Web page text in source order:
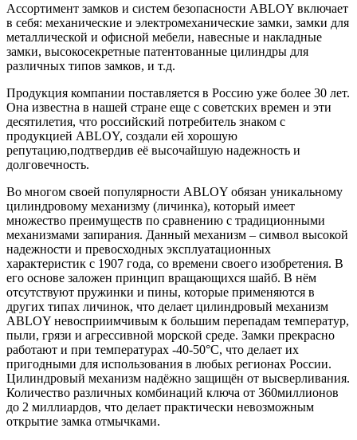
Ассортимент замков и систем безопасности ABLOY включает
в себя: механические и электромеханические замки, замки для
металлической и офисной мебели, навесные и накладные
замки, высокосекретные патентованные цилиндры для
различных типов замков, и т.д.
Продукция компании поставляется в Россию уже более 30 лет.
Она известна в нашей стране еще с советских времен и эти
десятилетия, что российский потребитель знаком с
продукцией ABLOY, создали ей хорошую
репутацию,подтвердив её высочайшую надежность и
долговечность.
Во многом своей популярности ABLOY обязан уникальному
цилиндровому механизму (личинка), который имеет
множество преимуществ по сравнению с традиционными
механизмами запирания. Данный механизм – символ высокой
надежности и превосходных эксплуатационных
характеристик с 1907 года, со времени своего изобретения. В
его основе заложен принцип вращающихся шайб. В нём
отсутствуют пружинки и пины, которые применяются в
других типах личинок, что делает цилиндровый механизм
ABLOY невосприимчивым к большим перепадам температур,
пыли, грязи и агрессивной морской среде. Замки прекрасно
работают и при температурах -40-50°С, что делает их
пригодными для использования в любых регионах России.
Цилиндровый механизм надёжно защищён от высверливания.
Количество различных комбинаций ключа от 360миллионов
до 2 миллиардов, что делает практически невозможным
открытие замка отмычками.